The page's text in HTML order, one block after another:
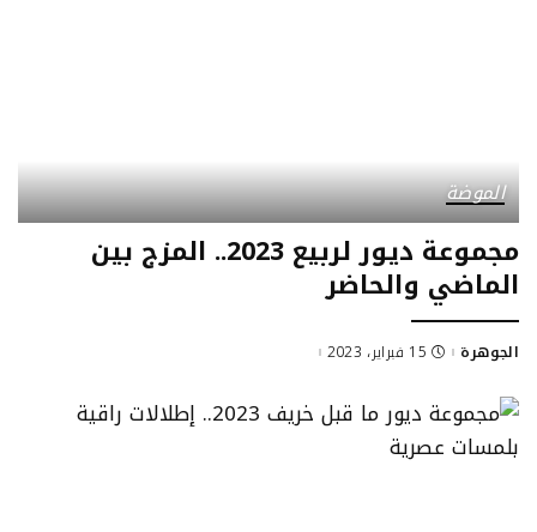
الموضة
مجموعة ديور لربيع 2023.. المزج بين
الماضي والحاضر
Posted
الجوهرة 15 فبراير، 2023